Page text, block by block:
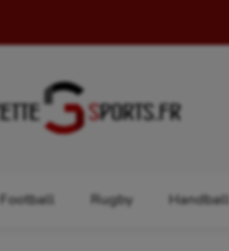
Football Rugby Handball